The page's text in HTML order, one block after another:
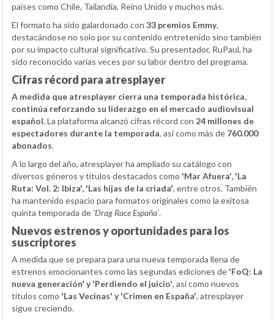
países como Chile, Tailandia, Reino Unido y muchos más.
El formato ha sido galardonado con 33 premios Emmy,
destacándose no solo por su contenido entretenido sino también
por su impacto cultural significativo. Su presentador, RuPaul, ha
sido reconocido varias veces por su labor dentro del programa.
Cifras récord para atresplayer
A medida que atresplayer cierra una temporada histórica,
continúa reforzando su liderazgo en el mercado audiovisual
español. La plataforma alcanzó cifras récord con 24 millones de
espectadores durante la temporada, así como más de 760.000
abonados.
A lo largo del año, atresplayer ha ampliado su catálogo con
diversos géneros y títulos destacados como 'Mar Afuera', 'La
Ruta: Vol. 2: Ibiza', 'Las hijas de la criada', entre otros. También
ha mantenido espacio para formatos originales como la exitosa
quinta temporada de 'Drag Race España'.
Nuevos estrenos y oportunidades para los
suscriptores
A medida que se prepara para una nueva temporada llena de
estrenos emocionantes como las segundas ediciones de 'FoQ: La
nueva generación' y 'Perdiendo el juicio', así como nuevos
títulos como 'Las Vecinas' y 'Crimen en España', atresplayer
sigue creciendo.